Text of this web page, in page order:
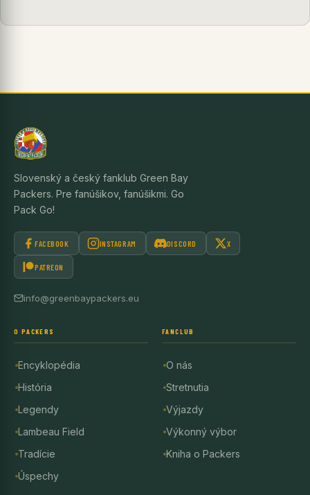
Slovenský a český fanklub Green Bay
Packers. Pre fanúšikov, fanúšikmi. Go
Pack Go!
FACEBOOK INSTAGRAM DISCORD X
PATREON
info@greenbaypackers.eu
O PACKERS
Encyklopédia
História
Legendy
Lambeau Field
Tradície
Úspechy
FANCLUB
O nás
Stretnutia
Výjazdy
Výkonný výbor
Kniha o Packers